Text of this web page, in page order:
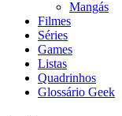
Mangás
Filmes
Séries
Games
Listas
Quadrinhos
Glossário Geek